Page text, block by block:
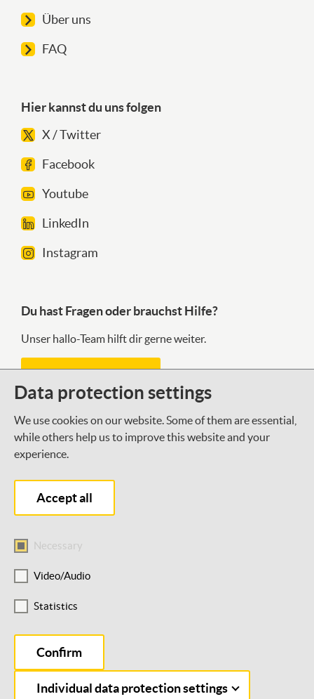
Über uns
FAQ
Hier kannst du uns folgen
X / Twitter
Facebook
Youtube
LinkedIn
Instagram
Du hast Fragen oder brauchst Hilfe?
Unser hallo-Team hilft dir gerne weiter.
Was gibt es Neues bei der DSEE?
Mit unserem Newsletter halten wir dich auf dem
Laufenden.
Newsletter abonnieren
© 2026 Deutsche Stiftung für Engagement und Ehrenamt. Alle
Barrierefreiheit
Cookie-Einstellungen
Data protection settings
We use cookies on our website. Some of them are essential,
while others help us to improve this website and your
experience.
Accept all
Necessary
Video/Audio
Statistics
Confirm
Individual data protection settings
Hi, ich bin DeSirEE!